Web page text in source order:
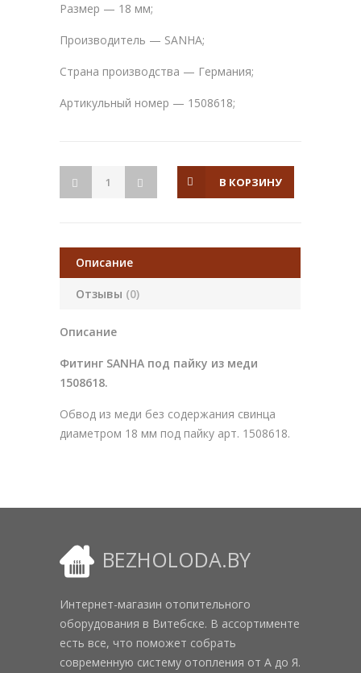
Размер — 18 мм;
Производитель — SANHA;
Страна производства — Германия;
Артикульный номер — 1508618;
В КОРЗИНУ
Описание
Отзывы (0)
Описание
Фитинг SANHA под пайку из меди
1508618.
Обвод из меди без содержания свинца
диаметром 18 мм под пайку арт. 1508618.
BEZHOLODA.BY
Интернет-магазин отопительного
оборудования в Витебске. В ассортименте
есть все, что поможет собрать
современную систему отопления от А до Я.